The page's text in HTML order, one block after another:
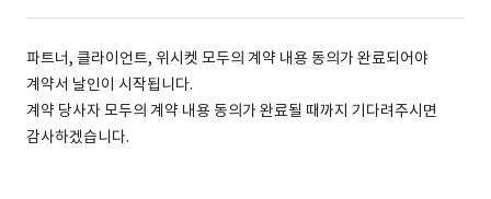
파트너, 클라이언트, 위시켓 모두의 계약 내용 동의가 완료되어야
계약서 날인이 시작됩니다.
계약 당사자 모두의 계약 내용 동의가 완료될 때까지 기다려주시면
감사하겠습니다.